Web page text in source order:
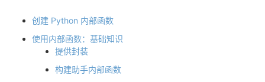
主
的
我
创建 Python 内部函数
使用内部函数：基础知识
提供封装
构建助手内部函数